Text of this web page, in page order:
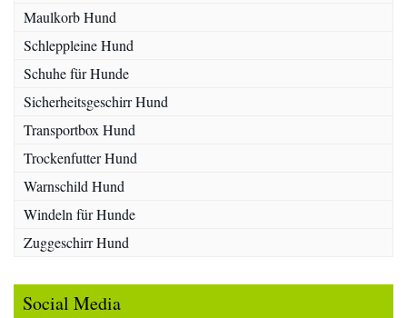
Maulkorb Hund
Schleppleine Hund
Schuhe für Hunde
Sicherheitsgeschirr Hund
Transportbox Hund
Trockenfutter Hund
Warnschild Hund
Windeln für Hunde
Zuggeschirr Hund
Social Media